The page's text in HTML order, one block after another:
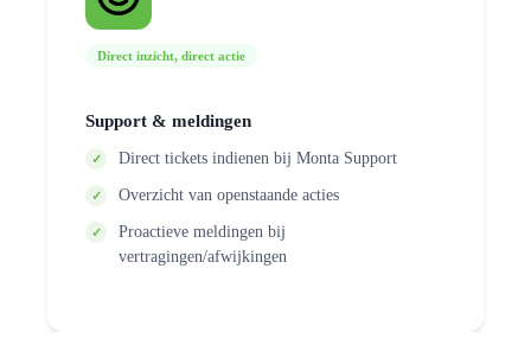
Direct inzicht, direct actie
Support & meldingen
Direct tickets indienen bij Monta Support
Overzicht van openstaande acties
Proactieve meldingen bij
vertragingen/afwijkingen